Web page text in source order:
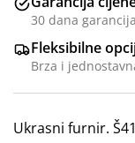
30 dana
Fleksibilne
Brza i
Ukrasni furnir.